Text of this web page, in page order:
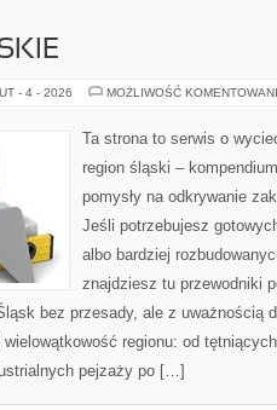
- 4 - 2026 MOŻLIWOŚĆ
Ta strona to serwis o
region śląski –
pomysły na odkrywanie
Jeśli potrzebujesz
albo bardziej
znajdziesz tu przewodniki
bez przesady, ale z uważnością
wielowątkowość regionu: od
pejzaży po […]